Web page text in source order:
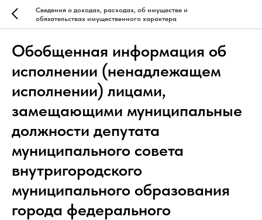
Сведения о доходах, расходах, об имуществе и
обязательствах имущественного характера
Обобщенная информация об
исполнении (ненадлежащем
исполнении) лицами,
замещающими муниципальные
должности депутата
муниципального совета
внутригородского
муниципального образования
города федерального